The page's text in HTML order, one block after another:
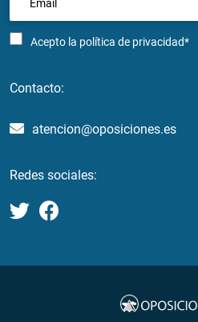
Acepto la política de privacidad*
Contacto:
atencion@oposiciones.es
Redes sociales: